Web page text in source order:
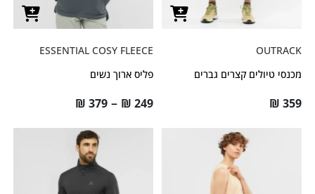
OUTRACK
מכנסי טיולים קצרים גברים
₪ 359
ESSENTIAL COSY FLEECE
פליס ארוך נשים
₪ 249
–
₪ 379